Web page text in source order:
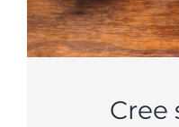
Cree